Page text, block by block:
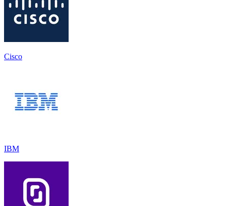
Cisco
IBM